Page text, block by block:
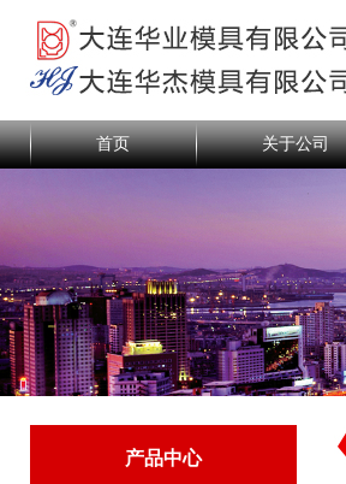
首页 关于公司
产品中心